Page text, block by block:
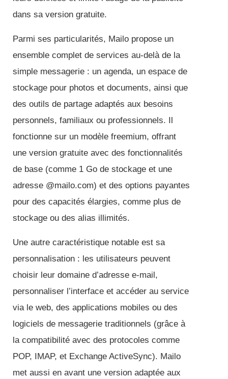
dans sa version gratuite.
Parmi ses particularités, Mailo propose un
ensemble complet de services au-delà de la
simple messagerie : un agenda, un espace de
stockage pour photos et documents, ainsi que
des outils de partage adaptés aux besoins
personnels, familiaux ou professionnels. Il
fonctionne sur un modèle freemium, offrant
une version gratuite avec des fonctionnalités
de base (comme 1 Go de stockage et une
adresse @mailo.com) et des options payantes
pour des capacités élargies, comme plus de
stockage ou des alias illimités.
Une autre caractéristique notable est sa
personnalisation : les utilisateurs peuvent
choisir leur domaine d’adresse e-mail,
personnaliser l’interface et accéder au service
via le web, des applications mobiles ou des
logiciels de messagerie traditionnels (grâce à
la compatibilité avec des protocoles comme
POP, IMAP, et Exchange ActiveSync). Mailo
met aussi en avant une version adaptée aux